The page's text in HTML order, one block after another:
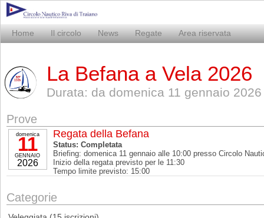
Home Il circolo News Regate Area riservata
La Befana a Vela 2026
Durata: da domenica 11 gennaio
Prove
domenica
11
GENNAIO
2026
Regata della Befana
Status: Completata
Briefing: domenica 11 gennaio alle 10:00 presso Circolo
Inizio della regata previsto per le 11:30
Tempo limite previsto: 15:00
Categorie